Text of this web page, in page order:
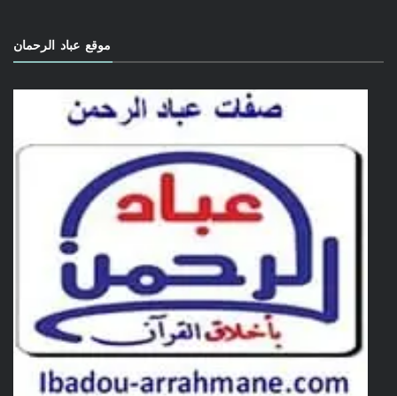
موقع عباد الرحمان